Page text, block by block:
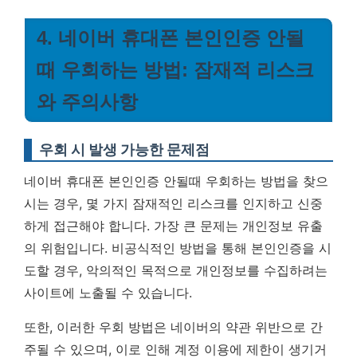
4. 네이버 휴대폰 본인인증 안될
때 우회하는 방법: 잠재적 리스크
와 주의사항
우회 시 발생 가능한 문제점
네이버 휴대폰 본인인증 안될때 우회하는 방법을 찾으
시는 경우, 몇 가지 잠재적인 리스크를 인지하고 신중
하게 접근해야 합니다. 가장 큰 문제는 개인정보 유출
의 위험입니다. 비공식적인 방법을 통해 본인인증을 시
도할 경우, 악의적인 목적으로 개인정보를 수집하려는
사이트에 노출될 수 있습니다.
또한, 이러한 우회 방법은 네이버의 약관 위반으로 간
주될 수 있으며, 이로 인해 계정 이용에 제한이 생기거